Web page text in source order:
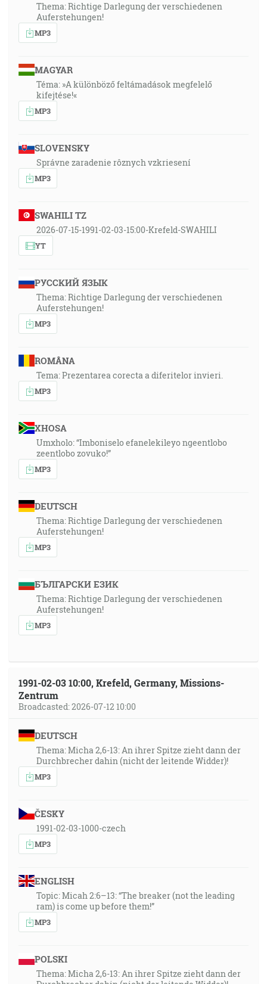
Thema: Richtige Darlegung der verschiedenen
Auferstehungen!
MP3
MAGYAR
Téma: »A különböző feltámadások megfelelő
kifejtése!«
MP3
SLOVENSKY
Správne zaradenie rôznych vzkriesení
MP3
SWAHILI TZ
2026-07-15-1991-02-03-15:00-Krefeld-SWAHILI
YT
РУССКИЙ ЯЗЫК
Thema: Richtige Darlegung der verschiedenen
Auferstehungen!
MP3
ROMÂNA
Tema: Prezentarea corecta a diferitelor invieri.
MP3
XHOSA
Umxholo: “Imboniselo efanelekileyo ngeentlobo
zeentlobo zovuko!”
MP3
DEUTSCH
Thema: Richtige Darlegung der verschiedenen
Auferstehungen!
MP3
БЪЛГАРСКИ ЕЗИК
Thema: Richtige Darlegung der verschiedenen
Auferstehungen!
MP3
1991-02-03 10:00, Krefeld, Germany, Missions-
Zentrum
Broadcasted: 2026-07-12 10:00
DEUTSCH
Thema: Micha 2,6-13: An ihrer Spitze zieht dann der
Durchbrecher dahin (nicht der leitende Widder)!
MP3
ČESKY
1991-02-03-1000-czech
MP3
ENGLISH
Topic: Micah 2:6–13: “The breaker (not the leading
ram) is come up before them!”
MP3
POLSKI
Thema: Micha 2,6-13: An ihrer Spitze zieht dann der